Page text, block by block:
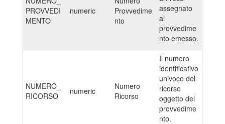
PROVVEDI
MENTO
numeric
Provvedime
nto
assegnato
al
provvedime
nto emesso.
NUMERO_
RICORSO
numeric
Numero
Ricorso
Il numero
identificativo
univoco del
ricorso
oggetto del
provvedime
nto.